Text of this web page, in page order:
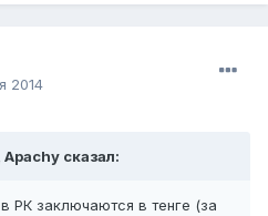
2014
сказал:
РК заключаются в тенге (за